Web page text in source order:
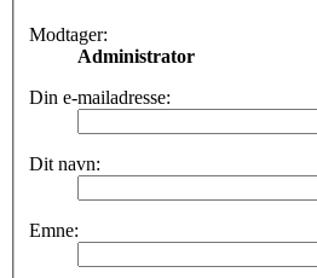
Modtager:
Administrator
Din e-mailadresse:
Dit navn:
Emne: